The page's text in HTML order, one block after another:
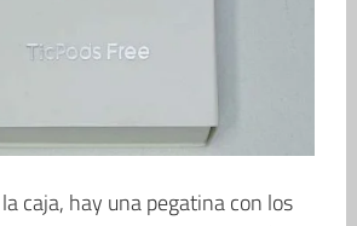
caja, hay una pegatina con los